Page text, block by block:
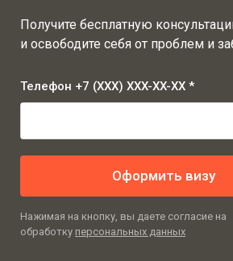
Получите бесплатную
и освободите себя от проблем и
Телефон +7 (XXX) XXX-XX-XX *
Оформить визу
Нажимая на кнопку, вы даете согласие на
обработку персональных данных